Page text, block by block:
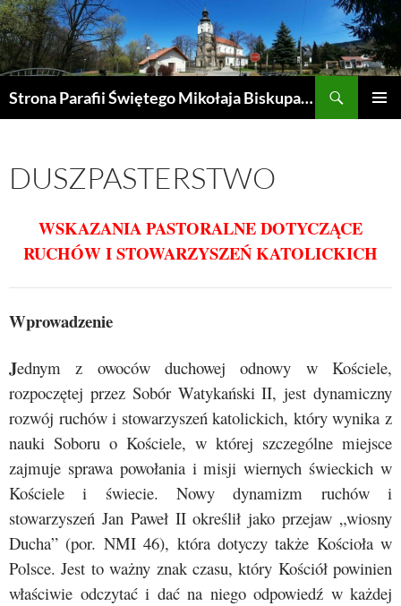
Przejdź
do
treści
Strona Parafii Świętego Mikołaja Biskupa w Żegocinie
DUSZPASTERSTWO
WSKAZANIA PASTORALNEDOTYCZĄCE
RUCHÓW I STOWARZYSZEŃ KATOLICKICH
Wprowadzenie
Jednym z owoców duchowej odnowy w Kościele,
rozpoczętej przez Sobór Watykański II, jest dynamiczny
rozwój ruchów i stowarzyszeń katolickich, który wynika z
nauki Soboru o Kościele, w której szczególne miejsce
zajmuje sprawa powołania i misji wiernych świeckich w
Kościele i świecie. Nowy dynamizm ruchów i
stowarzyszeń Jan Paweł II określił jako przejaw „wiosny
Ducha” (por. NMI 46), która dotyczy także Kościoła w
Polsce. Jest to ważny znak czasu, który Kościół powinien
właściwie odczytać i dać na niego odpowiedź w każdej